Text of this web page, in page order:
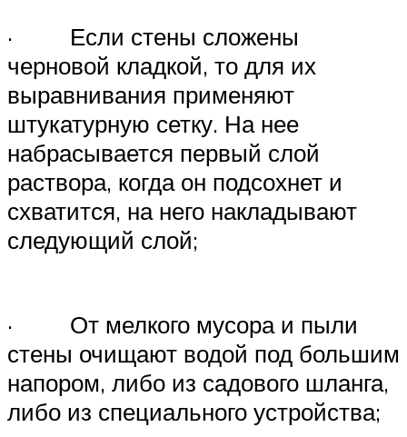
· Если стены сложены
черновой кладкой, то для их
выравнивания применяют
штукатурную сетку. На нее
набрасывается первый слой
раствора, когда он подсохнет и
схватится, на него накладывают
следующий слой;
· От мелкого мусора и пыли
стены очищают водой под большим
напором, либо из садового шланга,
либо из специального устройства;